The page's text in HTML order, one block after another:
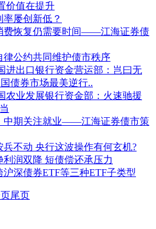
价值在提升
屡创新低？
费恢复仍需要时间——江海证券债
律公约共同维护债市秩序
进出口银行资金营运部：岂曰无
债券市场最美逆行..
农业发展银行资金部：火速驰援
中期关注就业——江海证券债市策
兵不动 央行这波操作有何玄机?
利润双降 短债偿还承压力
沪深债券ETF等三种ETF子类型
尾页